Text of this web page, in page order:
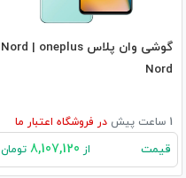
گوشی وان پلاس Nord | oneplus
Nord
1 ساعت پیش در فروشگاه اعتبار ما
قیمت از تومان